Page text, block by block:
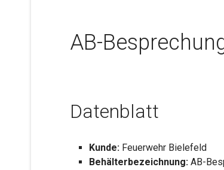
AB-
Datenblatt
Kunde: Feuerwehr Bielefeld
Behälterbezeichnung: AB-